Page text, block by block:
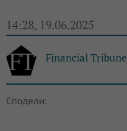
14:28, 19.06.2025
Financial Tribune
Сподели: